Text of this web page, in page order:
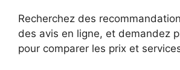
Recherchez des
des avis en ligne, et demandez
pour comparer les prix et